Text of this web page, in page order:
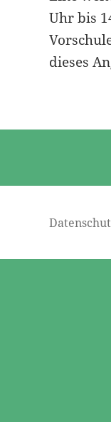
Uhr bis
dieses